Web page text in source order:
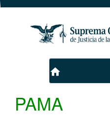
home
PAMA